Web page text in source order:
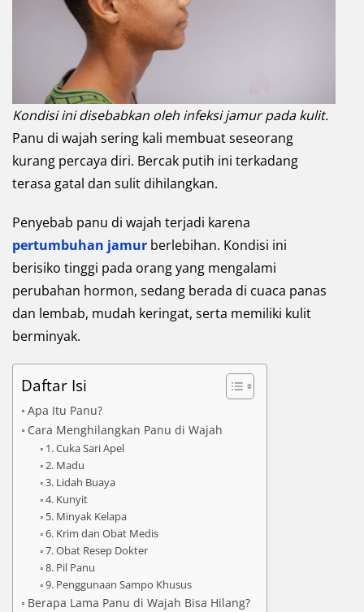
Kondisi ini disebabkan oleh infeksi jamur pada kulit.
Panu di wajah sering kali membuat seseorang
kurang percaya diri. Bercak putih ini terkadang
terasa gatal dan sulit dihilangkan.
Penyebab panu di wajah terjadi karena
pertumbuhan jamur berlebihan. Kondisi ini
berisiko tinggi pada orang yang mengalami
perubahan hormon, sedang berada di cuaca panas
dan lembab, mudah keringat, serta memiliki kulit
berminyak.
Daftar Isi
Apa Itu Panu?
Cara Menghilangkan Panu di Wajah
1. Cuka Sari Apel
2. Madu
3. Lidah Buaya
4. Kunyit
5. Minyak Kelapa
6. Krim dan Obat Medis
7. Obat Resep Dokter
8. Pil Panu
9. Penggunaan Sampo Khusus
Berapa Lama Panu di Wajah Bisa Hilang?